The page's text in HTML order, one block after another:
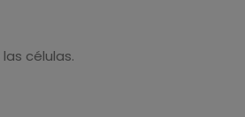
células.